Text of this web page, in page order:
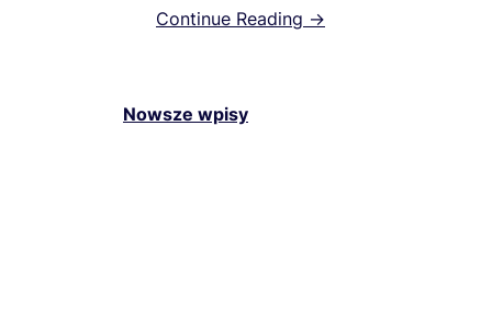
Continue Reading →
Nawigacja
Nowsze wpisy